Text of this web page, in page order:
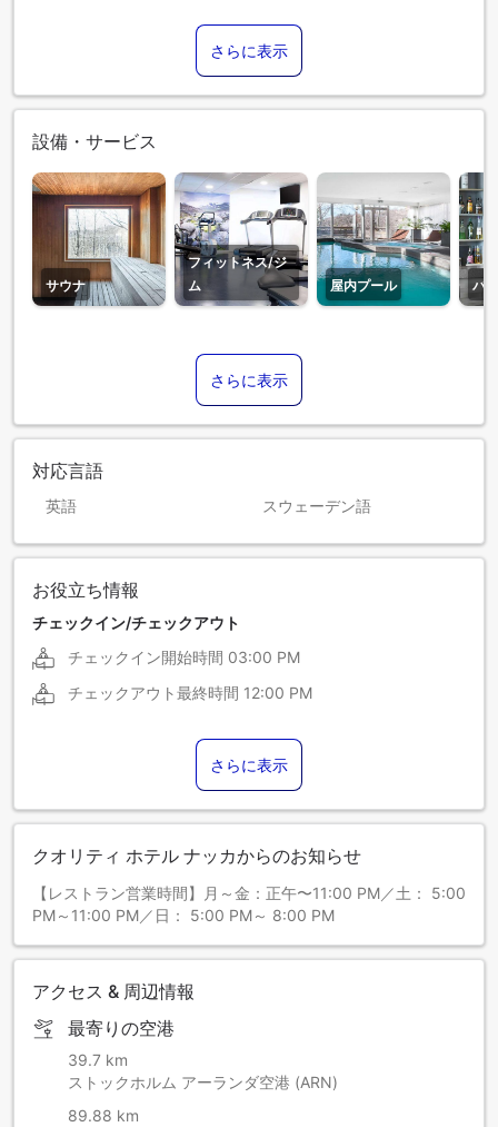
さらに表示
設備・サービス
サウナ
フィットネス/ジ
ム
屋内プール バー
さらに表示
対応言語
英語 スウェーデン語
お役立ち情報
チェックイン/チェックアウト
チェックイン開始時間 03:00 PM
チェックアウト最終時間 12:00 PM
さらに表示
クオリティ ホテル ナッカからのお知らせ
【レストラン営業時間】月～金：正午〜11:00 PM／土： 5:00
PM～11:00 PM／日： 5:00 PM～ 8:00 PM
アクセス & 周辺情報
最寄りの空港
39.7 km
ストックホルム アーランダ空港 (ARN)
89.88 km